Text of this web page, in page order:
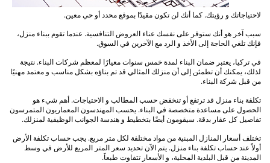
لاحتياجاتك و رؤيتك. كما أنك لن تكون مقيدًا بموقع محدد أو حي معين.
سبب آخر هو أنك ستوفر على نفسك عناء العروض التنافسية. عندما تقوم ببناء منزل،
فإنك تلغي الحاجة إلى الأخذ و الرد مع الآخرين في السوق.
في تركيا، يعتبر ضمان البناء لمدة خمس سنوات معيارًا لمعظم شركات البناء. نتيجة
لذلك، يمكنك أن تطمئن إلى أن منزلك المثالي قد تم بناؤه بشكل مناسب و معتمد مهنيًا
من قبل شركة البناء.
تكلفة بناء منزل قد ترتفع أو تنخفض حسب المطالب و الاحتياجات. أهم شيء هو
الحصول على مساعدة متخصصة في البناء. يحسب المهندسون المعماريون المتمرسون
تفاصيل كل عقار بدقة. سيقومون أيضًا بتخطيط و هندسة الجوانب الوظيفية لمنزلك.
تختلف أسعار المنازل المبنية من مواد مختلفة لكل متر مربع. يجب حساب تكلفة الأرض
أولاً عند حساب تكلفة بناء منزل. يتم الآن تحديد سعر المتر المربع للأرض في وسط
المدينة من قبل البلدية المحلية، و الأسعار تتفاوت طبعاََ.